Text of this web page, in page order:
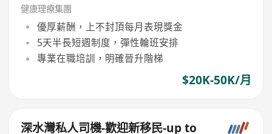
免費試做療程, 公司新Lead多, 平均月薪可達
4萬)
健康理療集團
優厚薪酬，上不封頂每月表現獎金
5天半長短週制度，彈性輪班安排
專業在職培訓，明確晉升階梯
$20K-50K/月
深水灣私人司機-歡迎新移民-up to